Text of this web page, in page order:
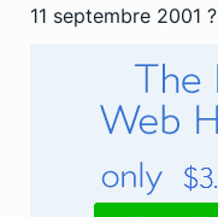
11 septembre 2001 ?